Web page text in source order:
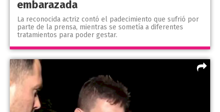
embarazada
La reconocida actriz contó el padecimiento que sufrió por
parte de la prensa, mientras se sometía a diferentes
tratamientos para poder gestar.